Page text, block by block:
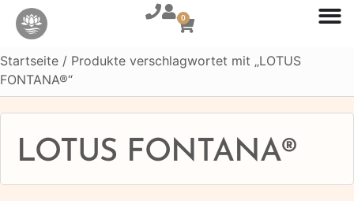
0
Startseite / Produkte verschlagwortet mit „LOTUS
FONTANA®“
LOTUS FONTANA®